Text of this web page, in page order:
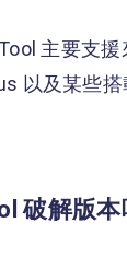
主要支援
以及某些
破解版本